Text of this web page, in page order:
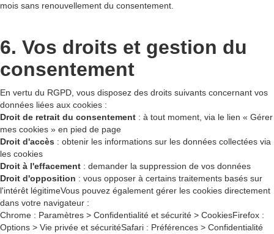
mois sans renouvellement du consentement.
6. Vos droits et gestion du
consentement
En vertu du RGPD, vous disposez des droits suivants concernant vos
données liées aux cookies :
Droit de retrait du consentement : à tout moment, via le lien « Gérer
mes cookies » en pied de page
Droit d'accès : obtenir les informations sur les données collectées via
les cookies
Droit à l'effacement : demander la suppression de vos données
Droit d'opposition : vous opposer à certains traitements basés sur
l'intérêt légitimeVous pouvez également gérer les cookies directement
dans votre navigateur :
Chrome : Paramètres > Confidentialité et sécurité > CookiesFirefox :
Options > Vie privée et sécuritéSafari : Préférences > Confidentialité